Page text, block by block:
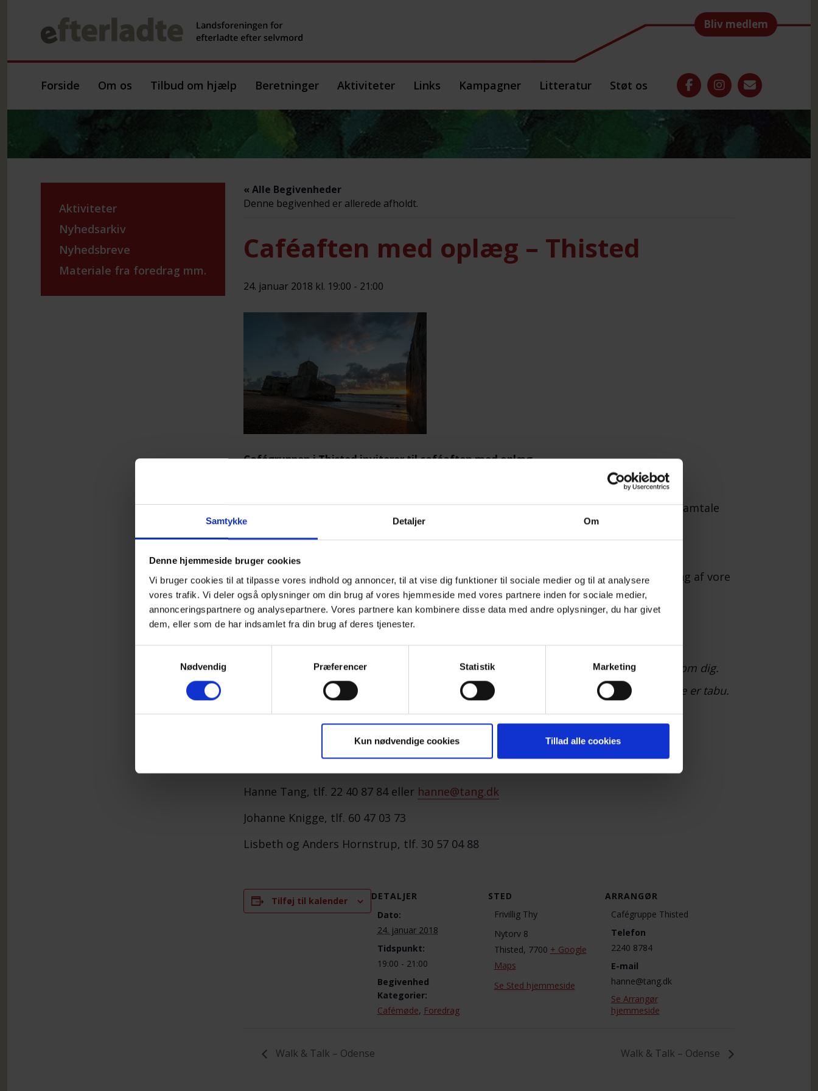
Samtykke Detaljer Om
Denne hjemmeside bruger cookies
Vi bruger cookies til at tilpasse vores indhold og annoncer, til at vise dig funktioner til sociale medier og til at analysere
vores trafik. Vi deler også oplysninger om din brug af vores hjemmeside med vores partnere inden for sociale medier,
annonceringspartnere og analysepartnere. Vores partnere kan kombinere disse data med andre oplysninger, du har givet
dem, eller som de har indsamlet fra din brug af deres tjenester.
Nødvendig
Præferencer Statistik Marketing
Kun nødvendige cookies Tillad alle cookies
Bliv medlem
Forside Om os Tilbud om hjælp Beretninger Aktiviteter Links Kampagner Litteratur Støt os
« Alle Begivenheder
Denne begivenhed er allerede afholdt.
Caféaften med oplæg – Thisted
24. januar 2018 kl. 19:00 - 21:00
Cafégruppen i Thisted inviterer til caféaften med oplæg
Aftenens program:Oplæg med sognepræst Benne Taekele Holwerda, Hillerslev – Samtale
og samvær.
Alle er velkomne!Deltagere i vore arrangementer betaler 30 kr., som delvis dækning af vore
udgifter.
Til café- og temaaftener møder du andre efterladte.
Du får mulighed for at tale og dele erfaringer med andre i en lignende situation som dig.
Du får mulighed for et varmt, uformelt samvær i et fællesskab, hvor selvmord ikke er tabu.
Du er altid velkommen til at tage en ven med, hvis du har behov for det.
Hanne Tang, tlf. 22 40 87 84 eller hanne@tang.dk
Johanne Knigge, tlf. 60 47 03 73
Lisbeth og Anders Hornstrup, tlf. 30 57 04 88
Tilføj til kalender
DETALJER
Dato:
24. januar 2018
Tidspunkt:
19:00 - 21:00
Begivenhed
Kategorier:
Cafémøde, Foredrag
STED
Frivillig Thy
Nytorv 8
Thisted, 7700 + Google
Maps
Se Sted hjemmeside
ARRANGØR
Cafégruppe Thisted
Telefon
2240 8784
E-mail
hanne@tang.dk
Se Arrangør
hjemmeside
Walk & Talk – Odense Walk & Talk – Odense
Aktiviteter
Nyhedsarkiv
Nyhedsbreve
Materiale fra foredrag mm.